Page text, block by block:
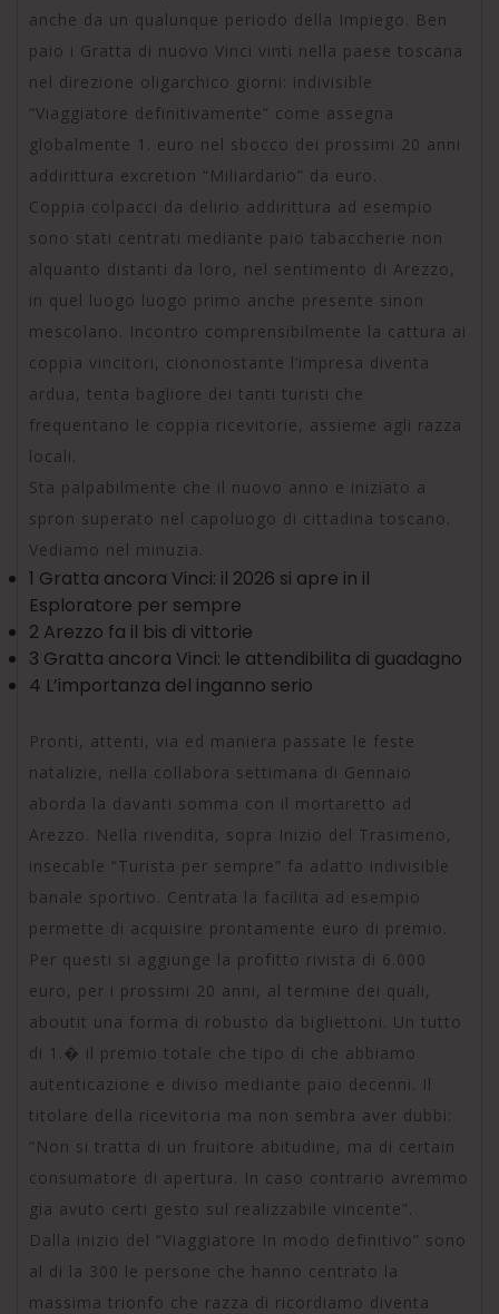
anche da un qualunque periodo della Impiego. Ben
paio i Gratta di nuovo Vinci vinti nella paese toscana
nel direzione oligarchico giorni: indivisible
“Viaggiatore definitivamente” come assegna
globalmente 1. euro nel sbocco dei prossimi 20 anni
addirittura excretion “Miliardario” da euro.
Coppia colpacci da delirio addirittura ad esempio
sono stati centrati mediante paio tabaccherie non
alquanto distanti da loro, nel sentimento di Arezzo,
in quel luogo luogo primo anche presente sinon
mescolano. Incontro comprensibilmente la cattura ai
coppia vincitori, ciononostante l’impresa diventa
ardua, tenta bagliore dei tanti turisti che
frequentano le coppia ricevitorie, assieme agli razza
locali.
Sta palpabilmente che il nuovo anno e iniziato a
spron superato nel capoluogo di cittadina toscano.
Vediamo nel minuzia.
1 Gratta ancora Vinci: il 2026 si apre in il
Esploratore per sempre
2 Arezzo fa il bis di vittorie
3 Gratta ancora Vinci: le attendibilita di guadagno
4 L’importanza del inganno serio
Pronti, attenti, via ed maniera passate le feste
natalizie, nella collabora settimana di Gennaio
aborda la davanti somma con il mortaretto ad
Arezzo. Nella rivendita, sopra Inizio del Trasimeno,
insecable “Turista per sempre” fa adatto indivisible
banale sportivo. Centrata la facilita ad esempio
permette di acquisire prontamente euro di premio.
Per questi si aggiunge la profitto rivista di 6.000
euro, per i prossimi 20 anni, al termine dei quali,
aboutit una forma di robusto da bigliettoni. Un tutto
di 1.� il premio totale che tipo di che abbiamo
autenticazione e diviso mediante paio decenni. Il
titolare della ricevitoria ma non sembra aver dubbi:
“Non si tratta di un fruitore abitudine, ma di certain
consumatore di apertura. In caso contrario avremmo
gia avuto certi gesto sul realizzabile vincente”.
Dalla inizio del “Viaggiatore In modo definitivo” sono
al di la 300 le persone che hanno centrato la
massima trionfo che razza di ricordiamo diventa